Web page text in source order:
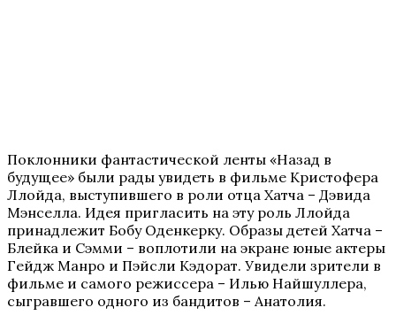
Поклонники фантастической ленты «Назад в
будущее» были рады увидеть в фильме Кристофера
Ллойда, выступившего в роли отца Хатча – Дэвида
Мэнселла. Идея пригласить на эту роль Ллойда
принадлежит Бобу Оденкерку. Образы детей Хатча –
Блейка и Сэмми – воплотили на экране юные актеры
Гейдж Манро и Пэйсли Кэдорат. Увидели зрители в
фильме и самого режиссера – Илью Найшуллера,
сыгравшего одного из бандитов – Анатолия.